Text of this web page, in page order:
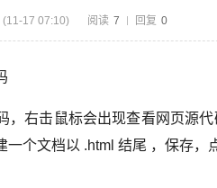
(11-17 07:10) 阅读 7 回复 0
，右击鼠标会出现查看网页源
一个文档以 .html 结尾 ，保存，